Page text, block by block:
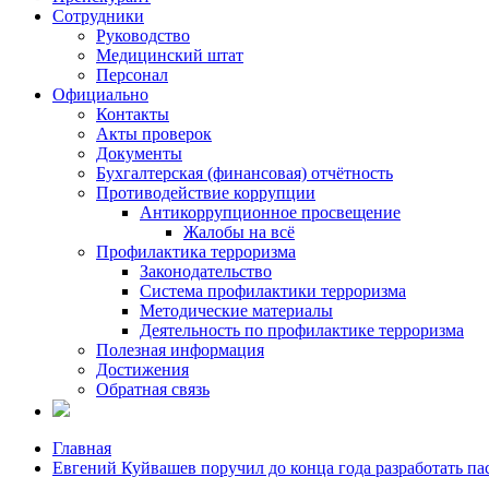
Сотрудники
Руководство
Медицинский штат
Персонал
Официально
Контакты
Акты проверок
Документы
Бухгалтерская (финансовая) отчётность
Противодействие коррупции
Антикоррупционное просвещение
Жалобы на всё
Профилактика терроризма
Законодательство
Система профилактики терроризма
Методические материалы
Деятельность по профилактике терроризма
Полезная информация
Достижения
Обратная связь
Главная
Евгений Куйвашев поручил до конца года разработать